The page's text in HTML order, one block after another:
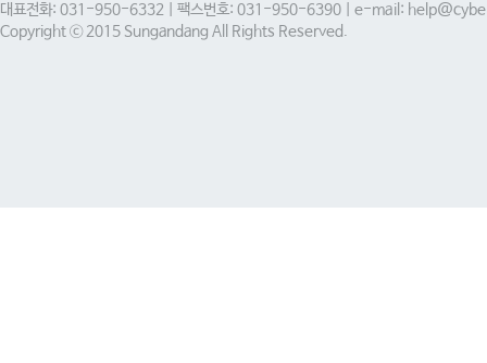
대표전화: 031-950-6332 | 팩스번호: 031-950-6390 | e-mail:
Copyright ⓒ 2015 Sungandang All Rights Reserved.